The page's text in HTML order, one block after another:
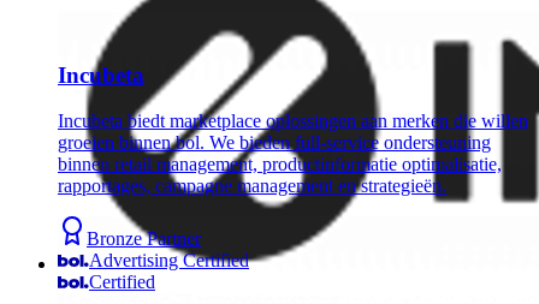
Incubeta
Incubeta biedt marketplace oplossingen aan merken die willen
groeien binnen bol. We bieden full-service ondersteuning
binnen retail management, productinformatie optimalisatie,
rapportages, campagne management en strategieën.
Bronze Partner
Advertising Certified
Certified